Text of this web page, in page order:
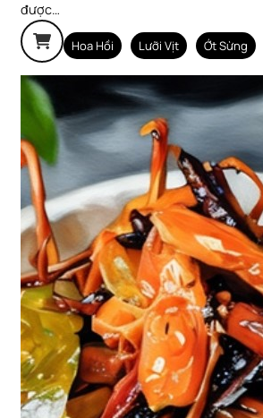
được…
Hoa Hồi Lưỡi Vịt Ớt Sừng